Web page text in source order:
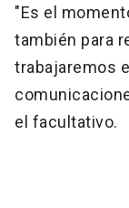
"Es el
también para
trabajaremos
el facultativo.